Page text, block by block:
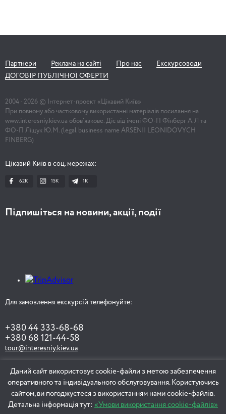
Партнери Реклама на сайті Про нас
Екскурсоводи
ДОГОВІР ПУБЛІЧНОЇ ОФЕРТИ
2004 - 2026 © Інтернет-проект «Цікавий Київ»
При повному або частковому використанні матеріалів посилання на
www.interesniy.kiev.ua обов'язкове. Діє від імені ФО-П Фінберг А.Л та
ФО-П Ліщук Ю.М. (legal business name ARSENII LEONIDOVYCH
FINBERG)
Цікавий Київ в соц. мережах:
62K 15K 1К
Підпишіться на новини, акції, події
Для замовлення екскурсій телефонуйте:
+380 44 333-68-68
+380 68 121-44-58
tour@interesniy.kiev.ua
ЗАМОВИТИ ЕКСКУРСІЮ
Даний сайт використовує cookie-файли з метою забезпечення
оперативного та індивідуального обслуговування. Користуючись
сайтом, ви погоджуєтеся з використанням нами cookie-файлів.
Детальна інформація тут: «Умови використання cookie-файлів»